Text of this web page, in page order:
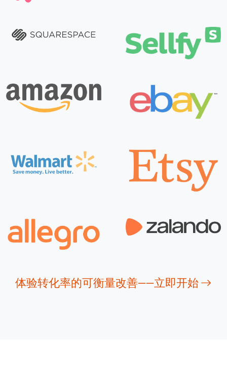
体验转化率的可衡量改善——立即开始